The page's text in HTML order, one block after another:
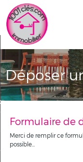
Accueil
Nos offres
Nos services
sommes-nous ?
Alerte-email
Contact
Déposer
Formulaire de
Merci de remplir ce
possible...